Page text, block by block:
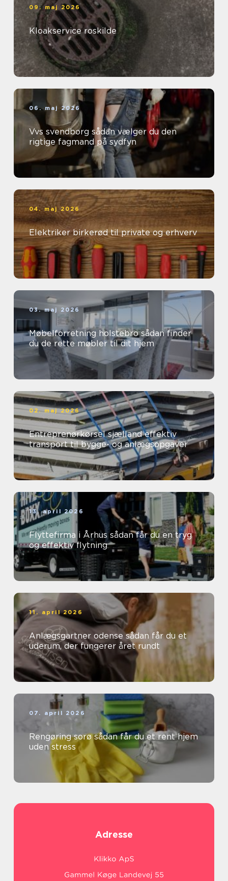
09. maj 2026
Kloakservice roskilde
06. maj 2026
Vvs svendborg sådan vælger du den
rigtige fagmand på sydfyn
04. maj 2026
Elektriker birkerød til private og erhverv
03. maj 2026
Møbelforretning holstebro sådan finder
du de rette møbler til dit hjem
02. maj 2026
Entreprenørkørsel sjælland effektiv
transport til bygge- og anlægsopgaver
13. april 2026
Flyttefirma i Århus sådan får du en tryg
og effektiv flytning
11. april 2026
Anlægsgartner odense sådan får du et
uderum, der fungerer året rundt
07. april 2026
Rengøring sorø sådan får du et rent hjem
uden stress
Adresse